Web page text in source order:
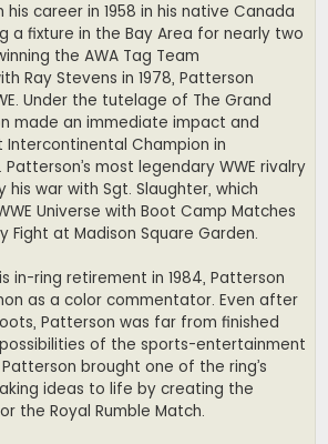
career in 1958 in his native Canada
a fixture in the Bay Area for nearly two
the AWA Tag Team
Ray Stevens in 1978, Patterson
Under the tutelage of The Grand
made an immediate impact and
Champion in
Patterson’s most legendary WWE rivalry
his war with Sgt. Slaughter, which
Universe with Boot Camp Matches
Fight at Madison Square Garden.
in-ring retirement in 1984, Patterson
as a color commentator. Even after
Patterson was far from finished
of the sports-entertainment
Patterson brought one of the ring’s
ideas to life by creating the
the Royal Rumble Match.